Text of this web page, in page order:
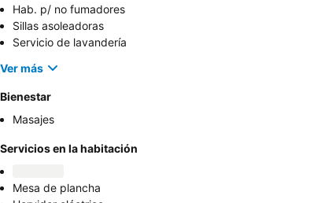
Hab. p/ no fumadores
Sillas asoleadoras
Servicio de lavandería
Ver más
Bienestar
Masajes
Servicios en la habitación
Mesa de plancha